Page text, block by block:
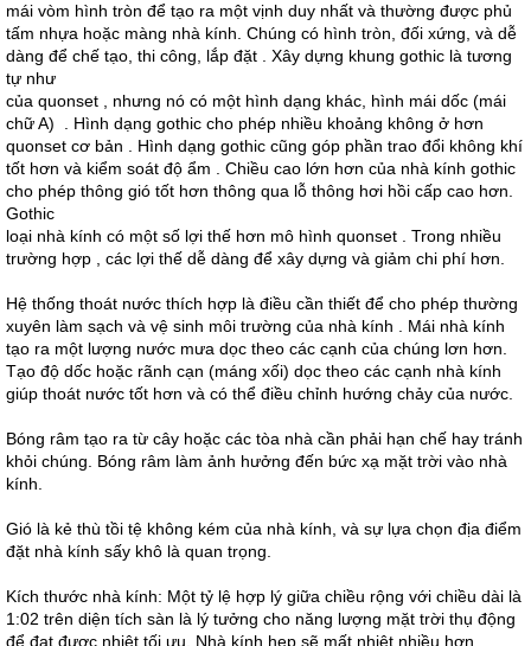
mái vòm hình tròn để tạo ra một vịnh duy nhất và thường được phủ
tấm nhựa hoặc màng nhà kính. Chúng có hình tròn, đối xứng, và dễ
dàng để chế tạo, thi công, lắp đặt . Xây dựng khung gothic là tương
tự như
của quonset , nhưng nó có một hình dạng khác, hình mái dốc (mái
chữ A) . Hình dạng gothic cho phép nhiều khoảng không ở hơn
quonset cơ bản . Hình dạng gothic cũng góp phần trao đổi không khí
tốt hơn và kiểm soát độ ẩm . Chiều cao lớn hơn của nhà kính gothic
cho phép thông gió tốt hơn thông qua lỗ thông hơi hồi cấp cao hơn.
Gothic
loại nhà kính có một số lợi thế hơn mô hình quonset . Trong nhiều
trường hợp , các lợi thế dễ dàng để xây dựng và giảm chi phí hơn.
Hệ thống thoát nước thích hợp là điều cần thiết để cho phép thường
xuyên làm sạch và vệ sinh môi trường của nhà kính . Mái nhà kính
tạo ra một lượng nước mưa dọc theo các cạnh của chúng lơn hơn.
Tạo độ dốc hoặc rãnh cạn (máng xối) dọc theo các cạnh nhà kính
giúp thoát nước tốt hơn và có thể điều chỉnh hướng chảy của nước.
Bóng râm tạo ra từ cây hoặc các tòa nhà cần phải hạn chế hay tránh
khỏi chúng. Bóng râm làm ảnh hưởng đến bức xạ mặt trời vào nhà
kính.
Gió là kẻ thù tồi tệ không kém của nhà kính, và sự lựa chọn địa điểm
đặt nhà kính sấy khô là quan trọng.
Kích thước nhà kính: Một tỷ lệ hợp lý giữa chiều rộng với chiều dài là
1:02 trên diện tích sàn là lý tưởng cho năng lượng mặt trời thụ động
để đạt được nhiệt tối ưu. Nhà kính hẹp sẽ mất nhiệt nhiều hơn